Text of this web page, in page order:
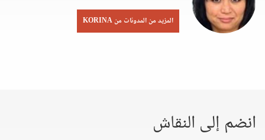
المزيد من المدونات من KORINA
انضم إلى النقاش